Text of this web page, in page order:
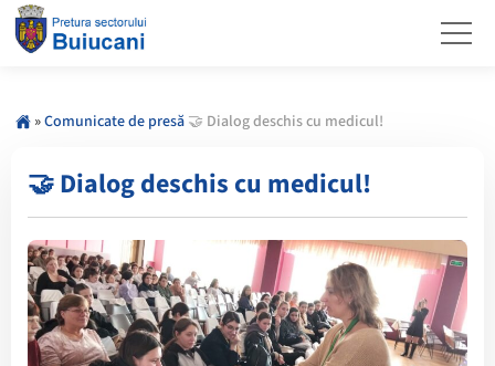
»Comunicate de presă 🤝 Dialog deschis cu medicul!
🤝 Dialog deschis cu medicul!